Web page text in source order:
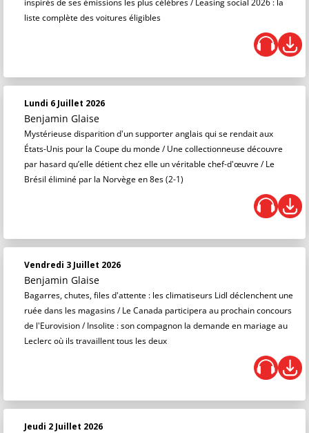
inspirés de ses émissions les plus célèbres / Leasing social 2026 : la
liste complète des voitures éligibles
Lundi 6 Juillet 2026
Benjamin Glaise
Mystérieuse disparition d'un supporter anglais qui se rendait aux
États-Unis pour la Coupe du monde / Une collectionneuse découvre
par hasard qu’elle détient chez elle un véritable chef-d'œuvre / Le
Brésil éliminé par la Norvège en 8es (2-1)
Vendredi 3 Juillet 2026
Benjamin Glaise
Bagarres, chutes, files d'attente : les climatiseurs Lidl déclenchent une
ruée dans les magasins / Le Canada participera au prochain concours
de l'Eurovision / Insolite : son compagnon la demande en mariage au
Leclerc où ils travaillent tous les deux
Jeudi 2 Juillet 2026